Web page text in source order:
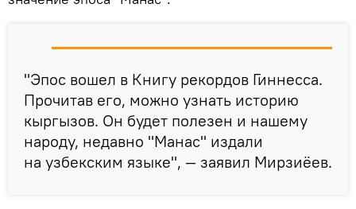
"Эпос вошел в Книгу рекордов Гиннесса.
Прочитав его, можно узнать историю
кыргызов. Он будет полезен и нашему
народу, недавно "Манас" издали
на узбекским языке", — заявил Мирзиёев.